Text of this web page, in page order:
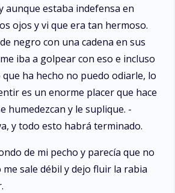
aunque estaba indefensa en
ojos y vi que era tan hermoso.
negro con una cadena en sus
iba a golpear con eso e incluso
ha hecho no puedo odiarle, lo
es un enorme placer que hace
humedezcan y le suplique. -
y todo esto habrá terminado.
de mi pecho y parecía que no
sale débil y dejo fluir la rabia